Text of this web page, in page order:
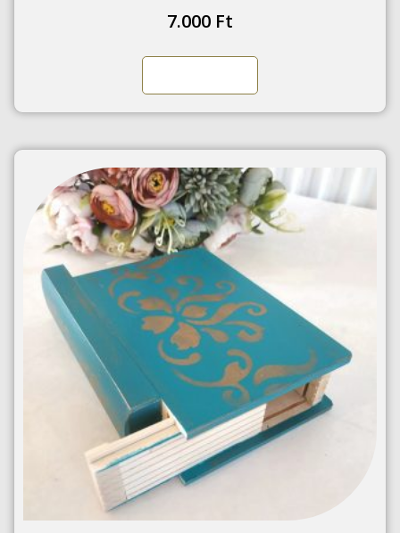
7.000 Ft